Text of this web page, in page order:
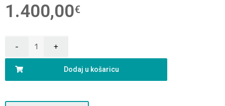
1.400,00€
Dodaj u košaricu